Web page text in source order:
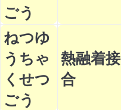
ごう
ねつゆ
うちゃ
くせつ
ごう
熱融着接
合